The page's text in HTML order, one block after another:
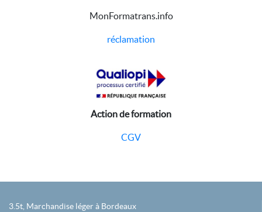
MonFormatrans.info
réclamation
Action de formation
CGV
3.5t, Marchandise léger à Bordeaux